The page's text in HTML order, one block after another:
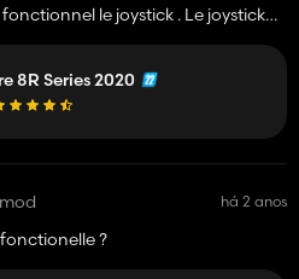
le joystick . Le joystick
8R Series 2020
há 2 anos
?